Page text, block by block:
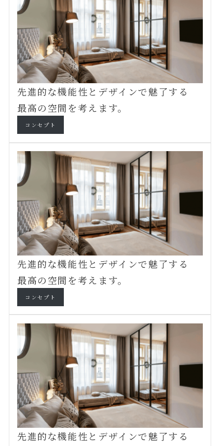
先進的な機能性とデザインで魅了する
最高の空間を考えます。
コンセプト
先進的な機能性とデザインで魅了する
最高の空間を考えます。
コンセプト
先進的な機能性とデザインで魅了する